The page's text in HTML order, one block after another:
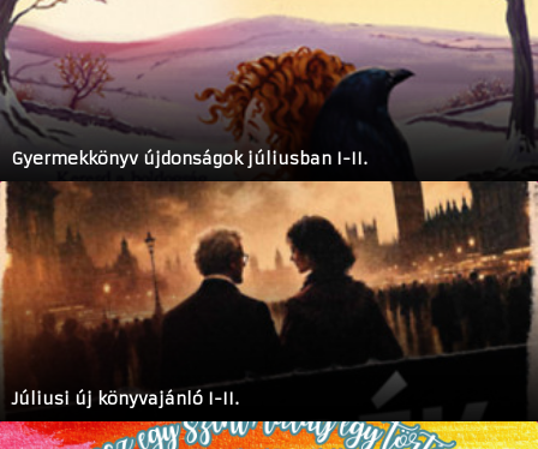
Gyermekkönyv újdonságok júliusban I-II.
Júliusi új könyvajánló I-II.